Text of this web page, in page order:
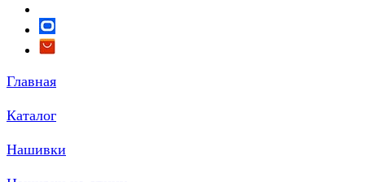
Главная
Каталог
Нашивки